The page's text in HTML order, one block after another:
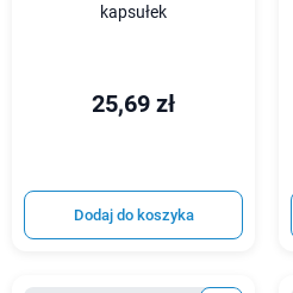
kapsułek
25,69 zł
Dodaj do koszyka